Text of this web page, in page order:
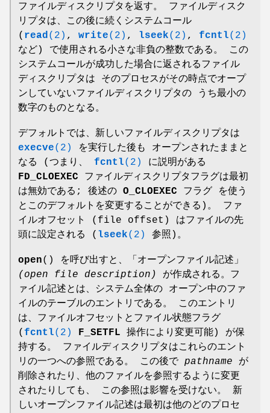
ファイルディスクリプタを返す。 ファイルディスク
リプタは、この後に続くシステムコール
( read (2) , write(2) , lseek(2) , fcntl(2)
など) で使用される小さな非負の整数である。 この
システムコールが成功した場合に返されるファイル
ディスクリプタは そのプロセスがその時点でオープ
ンしていないファイルディスクリプタの うち最小の
数字のものとなる。
デフォルトでは、新しいファイルディスクリプタは
execve(2)
を実行した後も オープンされたままと
なる (つまり、 fcntl(2)
に説明がある
FD_CLOEXEC ファイルディスクリプタフラグは最初
は無効である; 後述の O_CLOEXEC フラグ を使う
とこのデフォルトを変更することができる)。 ファ
イルオフセット (file offset) はファイルの先
頭に設定される ( lseek(2) 参照)。
open() を呼び出すと、「オープンファイル記述」
(open file description)
が作成される。フ
ァイル記述とは、システム全体の オープン中のファ
イルのテーブルのエントリである。 このエントリ
は、ファイルオフセットとファイル状態フラグ
( fcntl(2) F_SETFL 操作により変更可能) が保
持する。 ファイルディスクリプタはこれらのエント
リの一つへの参照である。 この後で pathname が
削除されたり、他のファイルを参照するように変更
されたりしても、 この参照は影響を受けない。 新
しいオープンファイル記述は最初は他のどのプロセ